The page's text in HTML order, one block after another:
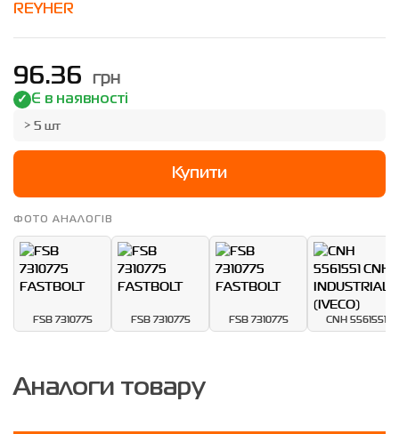
REYHER
96.36 грн
Є в наявності
> 5 шт
Купити
ФОТО АНАЛОГІВ
FSB 7310775 FSB 7310775 FSB 7310775 CNH 5561551
Аналоги товару